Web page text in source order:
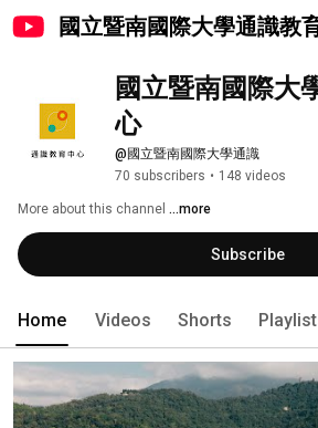
國立暨南國際大學通識教
國立暨南國際大
心
@國立暨南國際大學通識
70 subscribers • 148 videos
More about this channel ...more
Subscribe
Home Videos Shorts